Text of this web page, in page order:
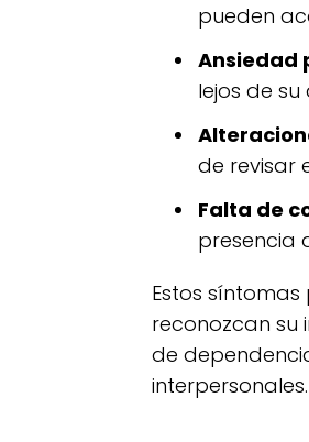
pueden
Ansiedad
lejos de su
de revisar
Falta de
presencia
Estos
reconozcan su
de
interpersonales.